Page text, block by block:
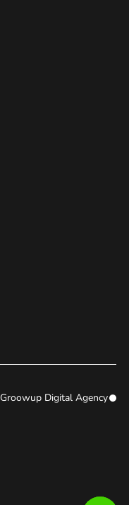
Groowup Digital Agency